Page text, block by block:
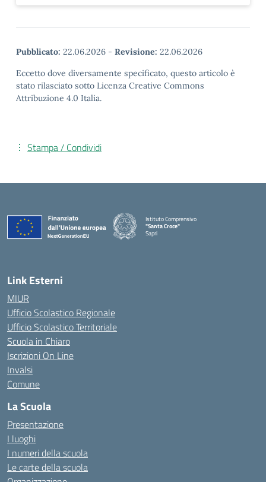
Pubblicato: 22.06.2026 - Revisione: 22.06.2026
Eccetto dove diversamente specificato, questo articolo è
stato rilasciato sotto Licenza Creative Commons
Attribuzione 4.0 Italia.
Stampa / Condividi
Istituto Comprensivo
"Santa Croce"
Sapri
— Visita la pagina iniziale della scuola
Link Esterni
MIUR
Ufficio Scolastico Regionale
Ufficio Scolastico Territoriale
Scuola in Chiaro
Iscrizioni On Line
Invalsi
Comune
La Scuola
Presentazione
I luoghi
I numeri della scuola
Le carte della scuola